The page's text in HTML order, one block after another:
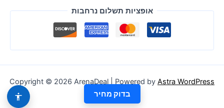
אופציות תשלום נרחבות
Copyright © 2026 ArenaDeal | Powered by Astra WordPress
Theme
בדוק מחיר